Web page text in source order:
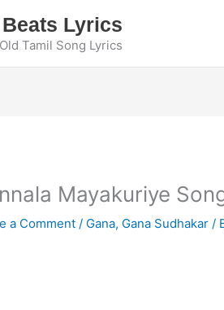
Lyrics
Tamil Song Lyrics
Mayakuriye
a Comment / Gana, Gana Sudhakar /